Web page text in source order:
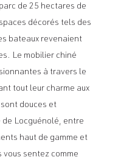
de 25 hectares de
décorés tels des
bateaux revenaient
Le mobilier chiné
à travers le
tout leur charme aux
douces et
Locguénolé, entre
haut de gamme et
sentez comme